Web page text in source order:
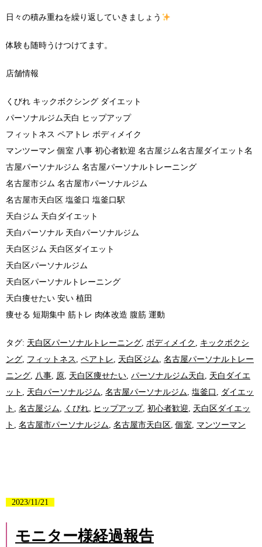
日々の積み重ねを繰り返していきましょう
体験も随時うけつけてます。
店舗情報
くびれ キックボクシング ダイエット
パーソナルジム天白 ヒップアップ
フィットネス ペアトレ ボディメイク
マンツーマン 個室 八事 初心者歓迎 名古屋ジム名古屋ダイエット名
古屋パーソナルジム 名古屋パーソナルトレーニング
名古屋市ジム 名古屋市パーソナルジム
名古屋市天白区 塩釜口 塩釜口駅
天白ジム 天白ダイエット
天白パーソナル 天白パーソナルジム
天白区ジム 天白区ダイエット
天白区パーソナルジム
天白区パーソナルトレーニング
天白痩せたい 安い 植田
痩せる 短期集中 筋トレ 肉体改造 腹筋 運動
タグ: 天白区パーソナルトレーニング, ボディメイク , キックボクシ
ング, フィットネス , ペアトレ, 天白区ジム, 名古屋パーソナルトレー
ニング, 八事, 原, 天白区痩せたい, パーソナルジム天白 , 天白ダイエ
ット , 天白パーソナルジム, 名古屋パーソナルジム, 塩釜口 , ダイエッ
ト , 名古屋ジム, くびれ, ヒップアップ, 初心者歓迎, 天白区ダイエッ
ト , 名古屋市パーソナルジム, 名古屋市天白区 ,個室, マンツーマン
2023/11/21
モニター様経過報告